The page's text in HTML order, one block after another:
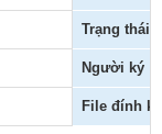
Trạng thái
Người ký
File đính